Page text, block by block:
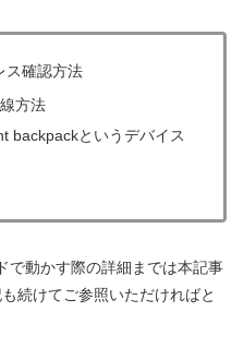
ス確認方法
方法
backpackというデバイス
で動かす際の詳細までは本記事
続けてご参照いただければと